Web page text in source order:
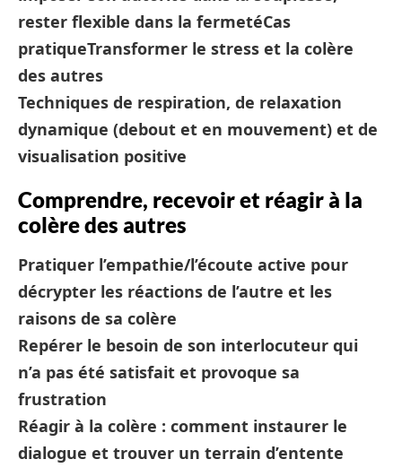
rester flexible dans la fermetéCas
pratiqueTransformer le stress et la colère
des autres
Techniques de respiration, de relaxation
dynamique (debout et en mouvement) et de
visualisation positive
Comprendre, recevoir et réagir à la
colère des autres
Pratiquer l’empathie/l’écoute active pour
décrypter les réactions de l’autre et les
raisons de sa colère
Repérer le besoin de son interlocuteur qui
n’a pas été satisfait et provoque sa
frustration
Réagir à la colère : comment instaurer le
dialogue et trouver un terrain d’entente